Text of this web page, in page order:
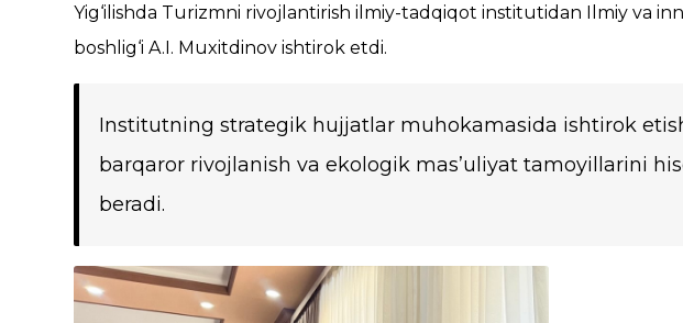
Yig‘ilishda Turizmni rivojlantirish ilmiy-tadqiqot institutidan Ilmiy va
boshlig‘i A.I. Muxitdinov ishtirok etdi.
Institutning strategik hujjatlar muhokamasida ishtirok
barqaror rivojlanish va ekologik mas’uliyat tamoyillarini
beradi.